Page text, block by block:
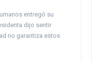
entregó su
dijo sentir
no garantiza estos